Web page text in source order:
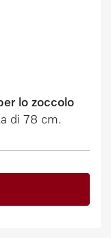
lo zoccolo
di 78 cm.